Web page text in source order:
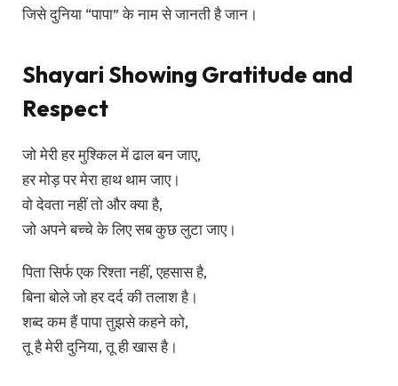
जिसे दुनिया “पापा” के नाम से जानती है जान।
Shayari Showing Gratitude and
Respect
जो मेरी हर मुश्किल में ढाल बन जाए,
हर मोड़ पर मेरा हाथ थाम जाए।
वो देवता नहीं तो और क्या है,
जो अपने बच्चे के लिए सब कुछ लुटा जाए।
पिता सिर्फ एक रिश्ता नहीं, एहसास है,
बिना बोले जो हर दर्द की तलाश है।
शब्द कम हैं पापा तुझसे कहने को,
तू है मेरी दुनिया, तू ही खास है।